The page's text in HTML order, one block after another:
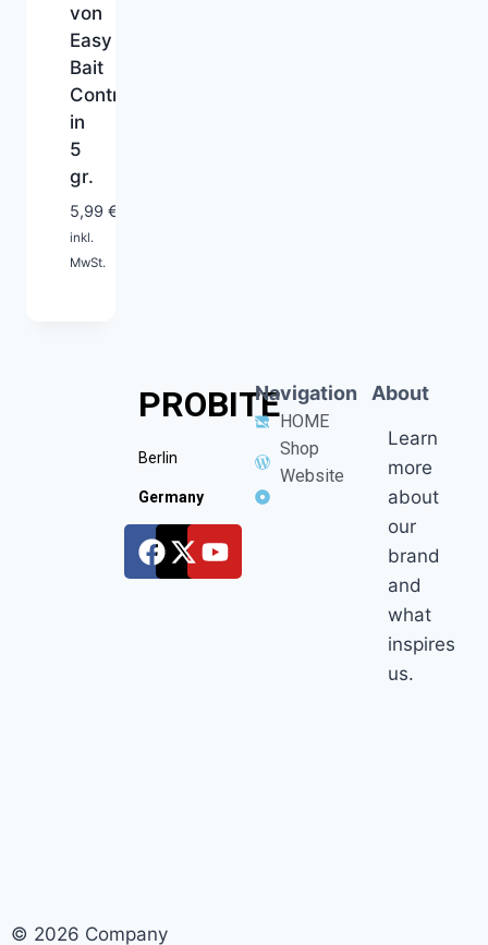
von
Easy
Bait
Control
in
5
gr.
5,99 €
inkl.
MwSt.
1-
2
Tage
PROBITE
Berlin
Germany
Navigation
HOME
Shop
Website
About
Learn
more
about
our
brand
and
what
inspires
us.
© 2026 Company